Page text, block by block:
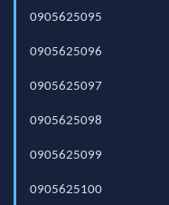
0905625095
0905625096
0905625097
0905625098
0905625099
0905625100